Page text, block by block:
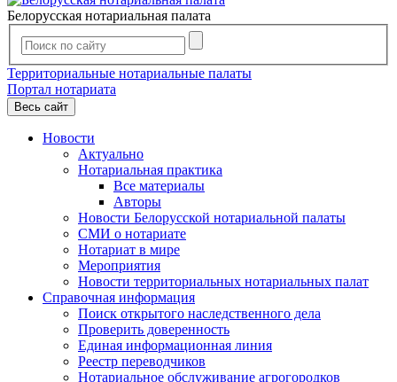
Белорусская нотариальная палата
Территориальные нотариальные палаты
Портал нотариата
Весь сайт
Новости
Актуально
Нотариальная практика
Все материалы
Авторы
Новости Белорусской нотариальной палаты
СМИ о нотариате
Нотариат в мире
Мероприятия
Новости территориальных нотариальных палат
Справочная информация
Поиск открытого наследственного дела
Проверить доверенность
Единая информационная линия
Реестр переводчиков
Нотариальное обслуживание агрогородков